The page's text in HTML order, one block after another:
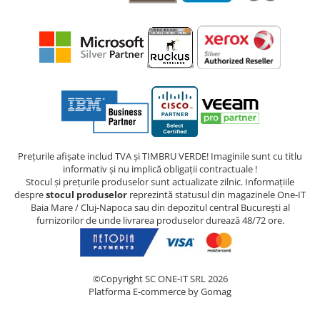
Prețurile afișate includ TVA și TIMBRU VERDE! Imaginile sunt cu titlu
informativ și nu implică obligații contractuale !
Stocul și prețurile produselor sunt actualizate zilnic. Informațiile
desprestocul produselor reprezintă statusul din magazinele One-IT
Baia Mare / Cluj-Napoca sau din depozitul central București al
furnizorilor de unde livrarea produselor durează 48/72 ore.
©Copyright SC ONE-IT SRL 2026
Platforma E-commerce by Gomag